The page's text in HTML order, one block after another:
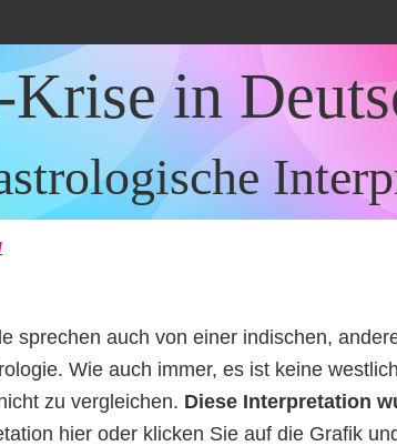
Krise in
sprechen auch von einer indischen,
Wie auch immer, es ist keine
zu vergleichen. Diese Interpretation
hier oder klicken Sie auf die Grafik